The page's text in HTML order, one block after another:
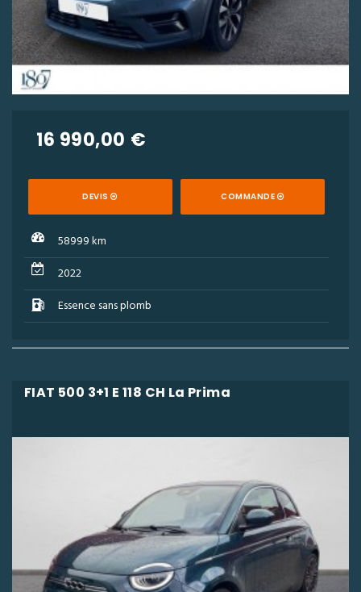
16 990,00 €
DEVIS COMMANDE
58999 km
2022
Essence sans plomb
FIAT 500 3+1 E 118 CH La Prima